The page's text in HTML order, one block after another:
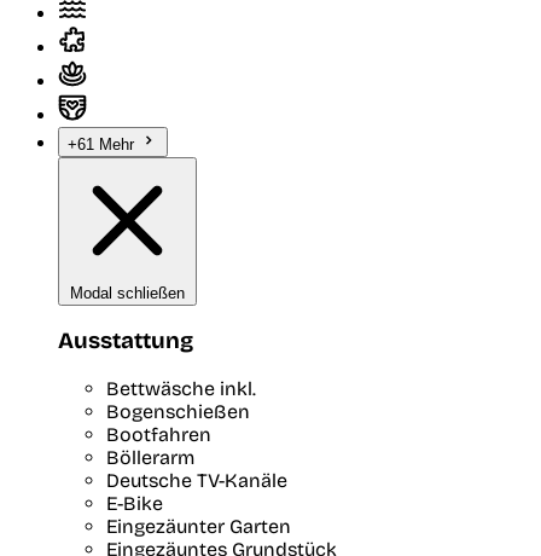
+61 Mehr
Modal schließen
Ausstattung
Bettwäsche inkl.
Bogenschießen
Bootfahren
Böllerarm
Deutsche TV-Kanäle
E-Bike
Eingezäunter Garten
Eingezäuntes Grundstück